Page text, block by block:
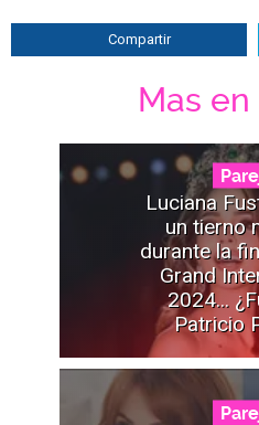
Compartir
Mas
Luciana
un tierno
durante la
Grand
2024...
Patricio